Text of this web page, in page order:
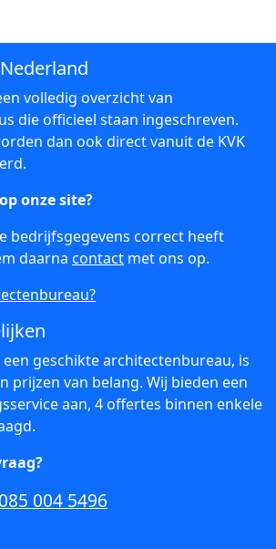
volledig overzicht van
die officieel staan ingeschreven.
dan ook direct vanuit de KVK
onze site?
bedrijfsgegevens correct heeft
daarna contact met ons op.
geschikte architectenbureau, is
prijzen van belang. Wij bieden een
aan, 4 offertes binnen enkele
085 004 5496